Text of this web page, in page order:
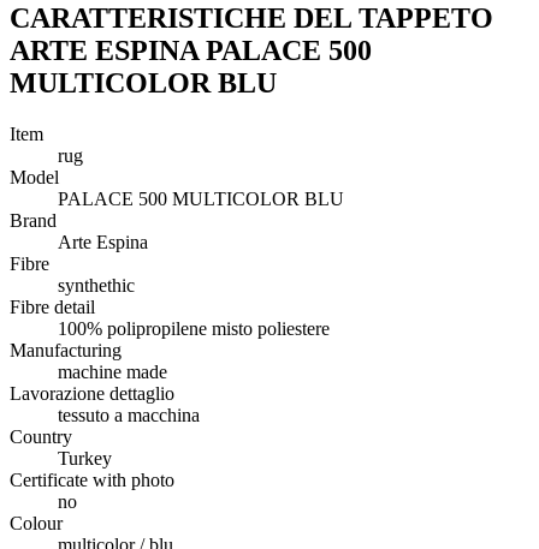
CARATTERISTICHE DEL TAPPETO
ARTE ESPINA PALACE 500
MULTICOLOR BLU
Item
rug
Model
PALACE 500 MULTICOLOR BLU
Brand
Arte Espina
Fibre
synthethic
Fibre detail
100% polipropilene misto poliestere
Manufacturing
machine made
Lavorazione dettaglio
tessuto a macchina
Country
Turkey
Certificate with photo
no
Colour
multicolor / blu